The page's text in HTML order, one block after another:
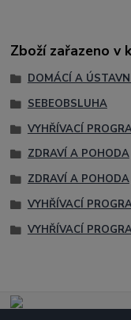
Zboží zařazeno v
DOMÁCÍ A
SEBEOBSLUHA
VYHŘÍVACÍ
ZDRAVÍ A POHODA
ZDRAVÍ A POHODA
VYHŘÍVACÍ
VYHŘÍVACÍ